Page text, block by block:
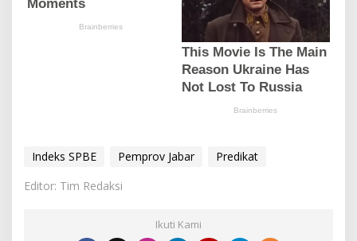
Indeks SPBE Pemprov Jabar
Predikat
Editor: Tim Redaksi
Ikuti Kami